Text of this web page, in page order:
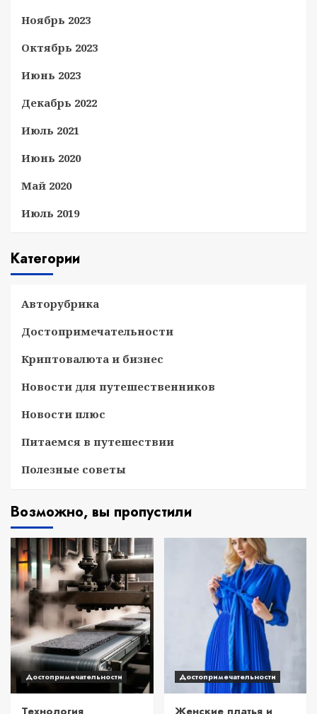
Ноябрь 2023
Октябрь 2023
Июнь 2023
Декабрь 2022
Июль 2021
Июнь 2020
Май 2020
Июль 2019
Категории
Авторубрика
Достопримечательности
Криптовалюта и бизнес
Новости для путешественников
Новости плюс
Питаемся в путешествии
Полезные советы
Возможно, вы пропустили
Достопримечательности Достопримечательности